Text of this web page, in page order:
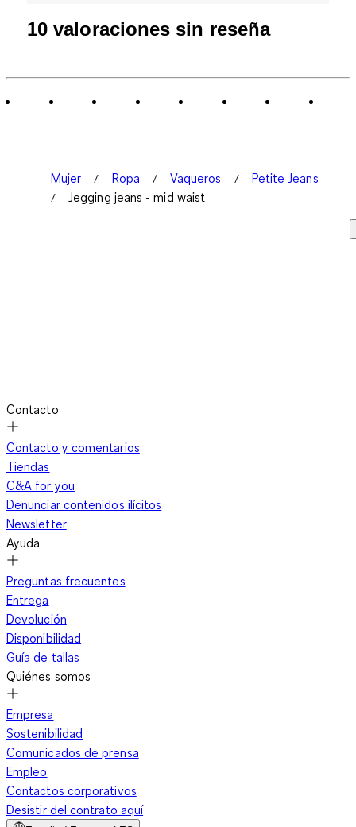
10 valoraciones sin reseña
Mujer Ropa Vaqueros
Petite Jeans
Jegging jeans - mid waist
Contacto
Contacto y comentarios
Tiendas
C&A for you
Denunciar contenidos ilícitos
Newsletter
Ayuda
Preguntas frecuentes
Entrega
Devolución
Disponibilidad
Guía de tallas
Quiénes somos
Empresa
Sostenibilidad
Comunicados de prensa
Empleo
Contactos corporativos
Desistir del contrato aquí